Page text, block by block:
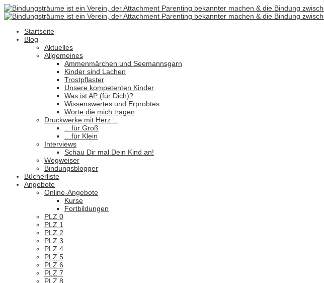
Startseite
Blog
Aktuelles
Allgemeines
Ammenmärchen und Seemannsgarn
Kinder sind Lachen
Trostpflaster
Unsere kompetenten Kinder
Was ist AP (für Dich)?
Wissenswertes und Erprobtes
Worte die mich tragen
Druckwerke mit Herz…
…für Groß
…für Klein
Interviews
Schau Dir mal Dein Kind an!
Wegweiser
Bindungsblogger
Bücherliste
Angebote
Online-Angebote
Kurse
Fortbildungen
PLZ 0
PLZ 1
PLZ 2
PLZ 3
PLZ 4
PLZ 5
PLZ 6
PLZ 7
PLZ 8